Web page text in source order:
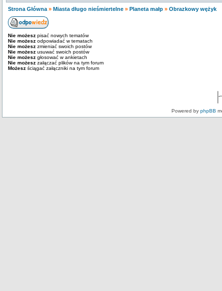
Strona Główna » Miasta długo nieśmiertelne » Planeta małp » Obrazkowy wężyk
Nie możesz pisać nowych tematów
Nie możesz odpowiadać w tematach
Nie możesz zmieniać swoich postów
Nie możesz usuwać swoich postów
Nie możesz głosować w ankietach
Nie możesz załączać plików na tym forum
Możesz ściągać załączniki na tym forum
Powered by phpBB